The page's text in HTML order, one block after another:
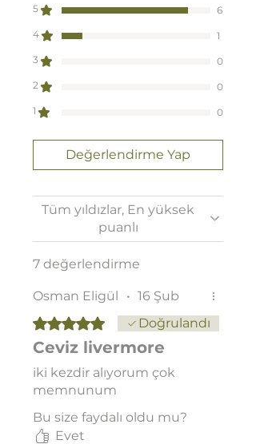
5
6
4
1
3
0
2
0
1
0
Değerlendirme Yap
Tüm yıldızlar, En yüksek
puanlı
7 değerlendirme
Osman Eligül • 16 Şub
5 üzerinden 5 yıldızDoğrulandı
Ceviz livermore
iki kezdir alıyorum çok
memnunum
Bu size faydalı oldu mu?
Evet